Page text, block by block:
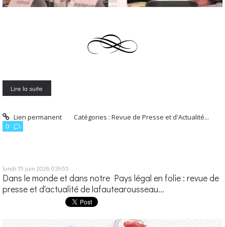
Lire la suite
Lien permanent Catégories :Revue de Presse et d'Actualité...
0
lundi 15 juin 2026 03h55
Dans le monde et dans notre Pays légal en folie : revue de
presse et d'actualité de lafautearousseau...